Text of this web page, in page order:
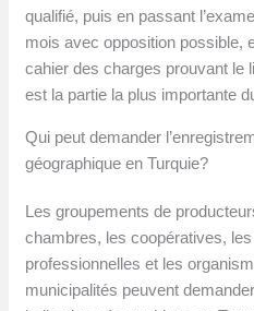
qualifié, puis en passant
mois avec opposition possible,
cahier des charges prouvant le
est la partie la plus importante
Qui peut demander
géographique en Turquie?
Les groupements de
chambres, les coopératives,
professionnelles et les
municipalités peuvent